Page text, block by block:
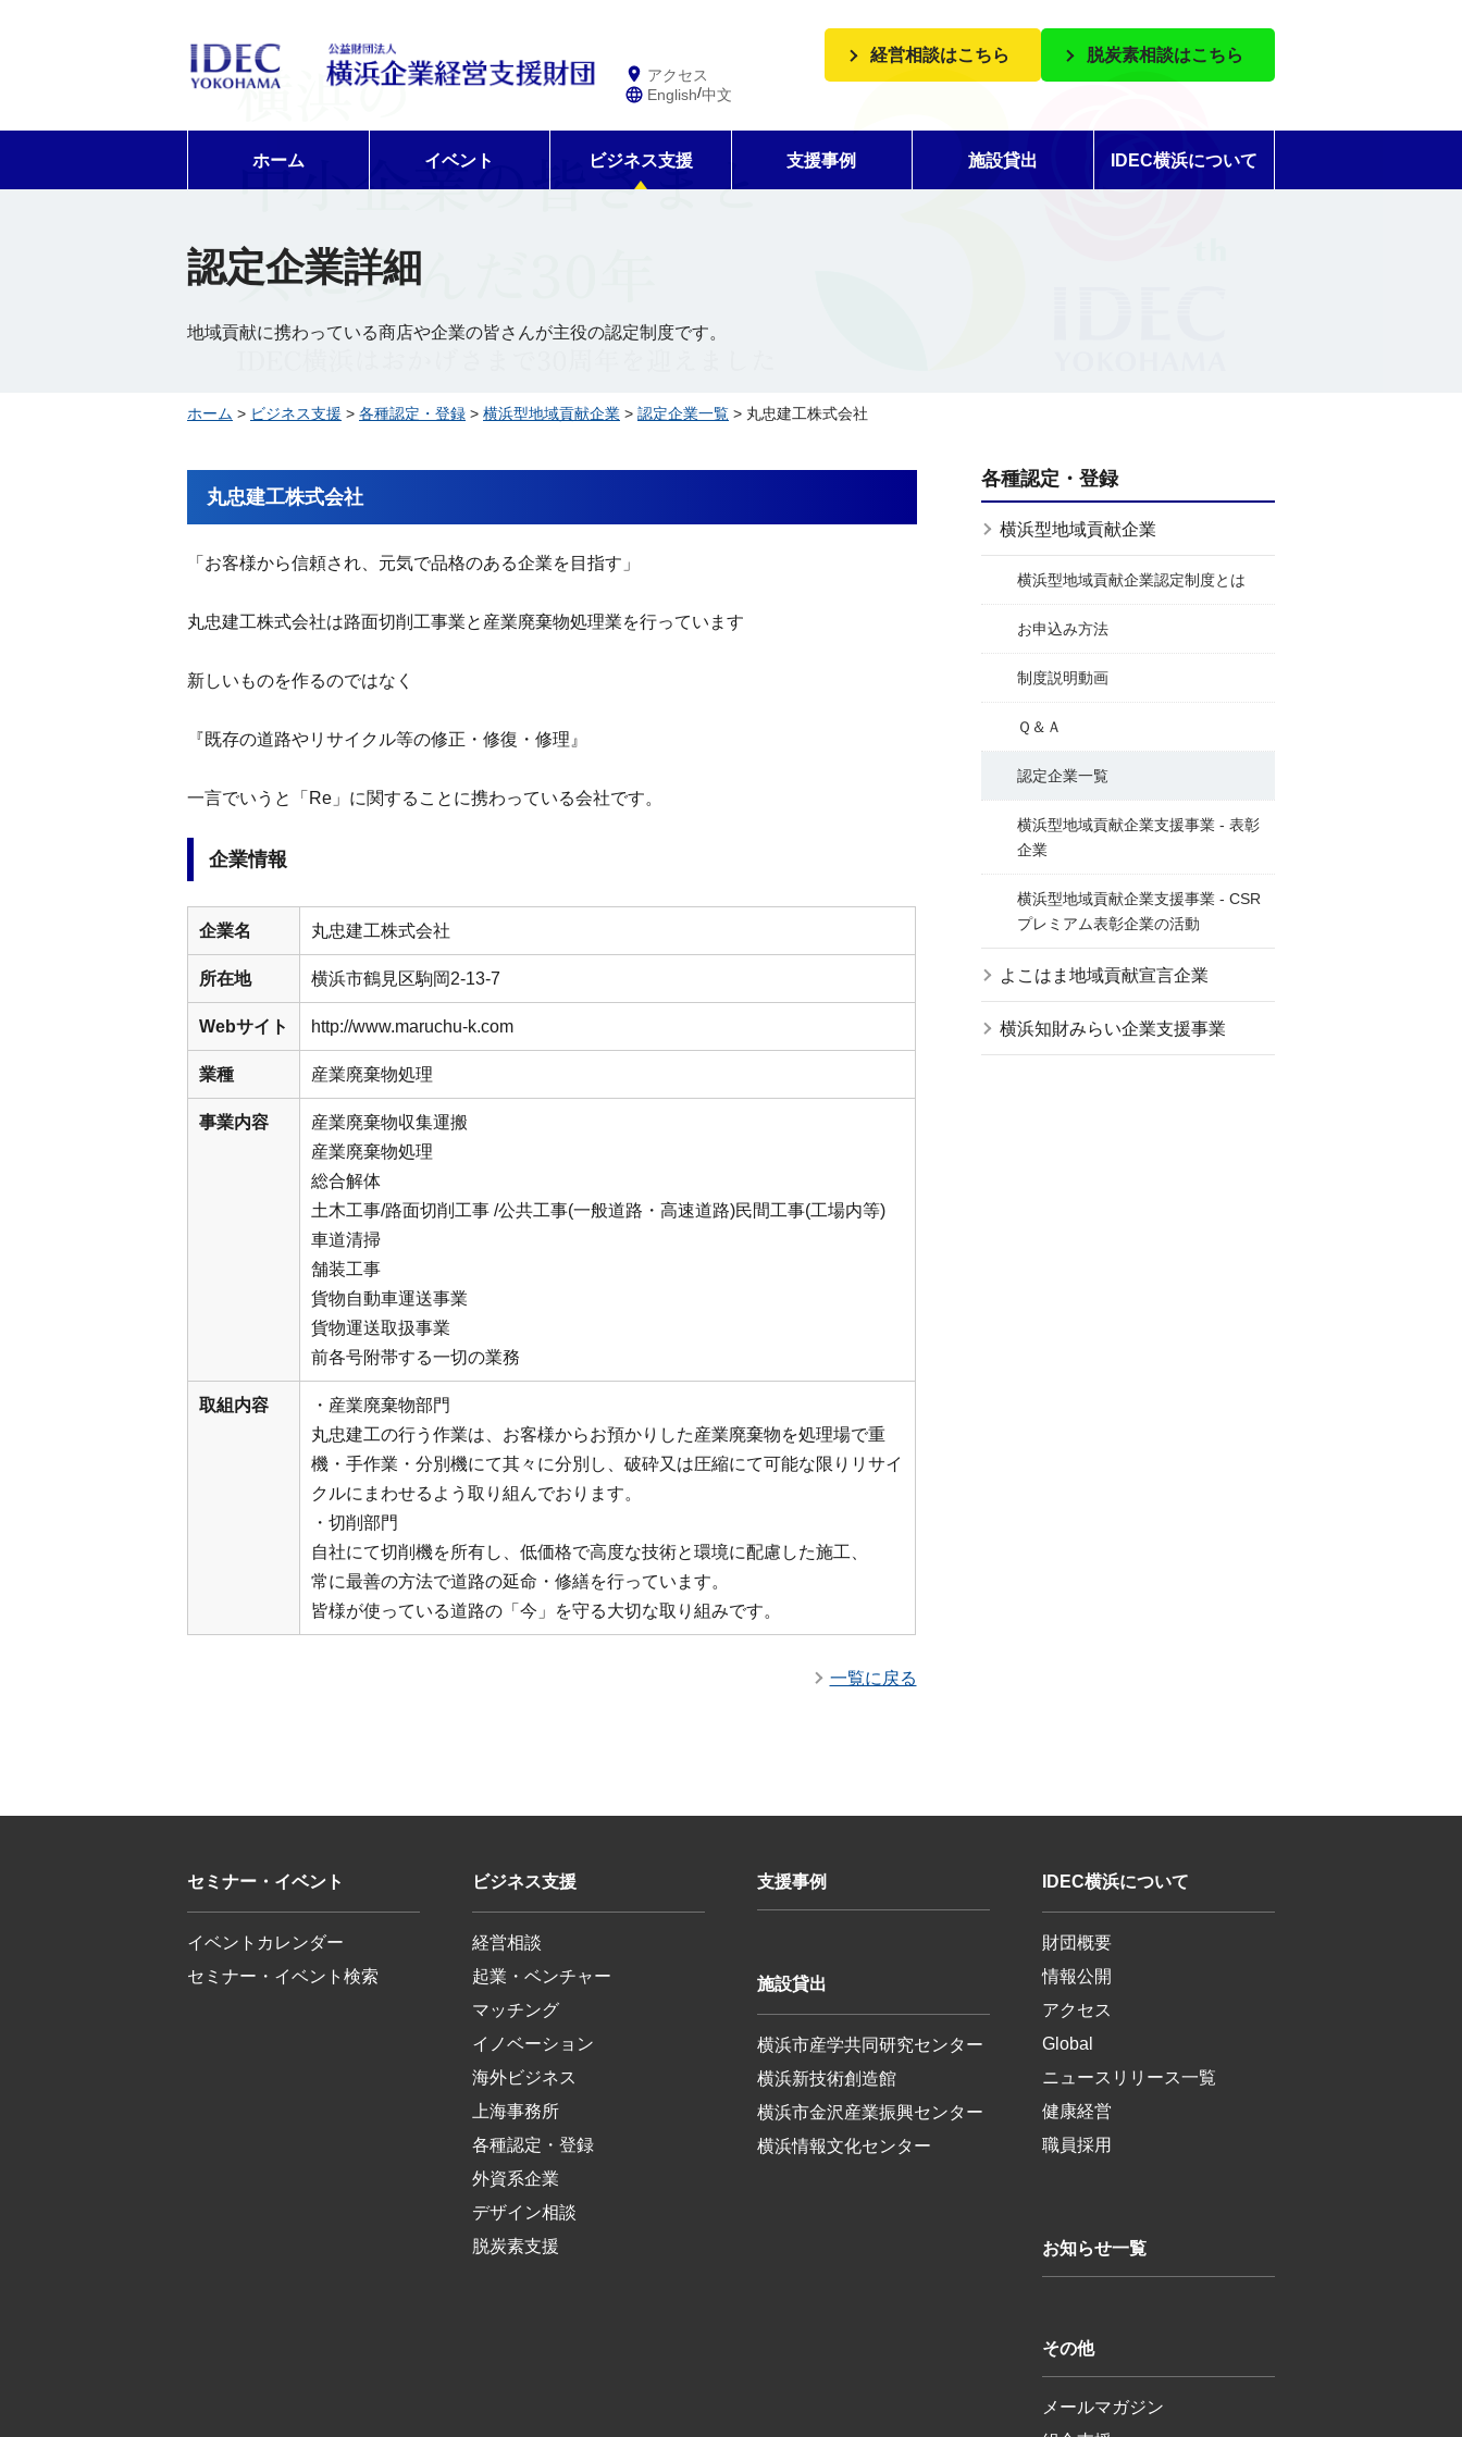
アクセス
English/中文
経営相談はこちら 脱炭素相談はこちら
ホーム イベント ビジネス支援 支援事例 施設貸出 IDEC横浜について
認定企業詳細
地域貢献に携わっている商店や企業の皆さんが主役の認定制度です。
ホーム > ビジネス支援 > 各種認定・登録 > 横浜型地域貢献企業 > 認定企業一覧 > 丸忠建工株式会社
丸忠建工株式会社
「お客様から信頼され、元気で品格のある企業を目指す」
丸忠建工株式会社は路面切削工事業と産業廃棄物処理業を行っています
新しいものを作るのではなく
『既存の道路やリサイクル等の修正・修復・修理』
一言でいうと「Re」に関することに携わっている会社です。
企業情報
企業名 丸忠建工株式会社
所在地 横浜市鶴見区駒岡2-13-7
Webサイト http://www.maruchu-k.com
業種 産業廃棄物処理
事業内容
産業廃棄物収集運搬
産業廃棄物処理
総合解体
土木工事/路面切削工事 /公共工事(一般道路・高速道路)民間工事(工場内等)
車道清掃
舗装工事
貨物自動車運送事業
貨物運送取扱事業
前各号附帯する一切の業務
取組内容
・産業廃棄物部門
丸忠建工の行う作業は、お客様からお預かりした産業廃棄物を処理場で重
機・手作業・分別機にて其々に分別し、破砕又は圧縮にて可能な限りリサイ
クルにまわせるよう取り組んでおります。
・切削部門
自社にて切削機を所有し、低価格で高度な技術と環境に配慮した施工、
常に最善の方法で道路の延命・修繕を行っています。
皆様が使っている道路の「今」を守る大切な取り組みです。
一覧に戻る
各種認定・登録
横浜型地域貢献企業
横浜型地域貢献企業認定制度とは
お申込み方法
制度説明動画
Ｑ＆Ａ
認定企業一覧
横浜型地域貢献企業支援事業 - 表彰
企業
横浜型地域貢献企業支援事業 - CSR
プレミアム表彰企業の活動
よこはま地域貢献宣言企業
横浜知財みらい企業支援事業
セミナー・イベント
イベントカレンダー
セミナー・イベント検索
ビジネス支援
経営相談
起業・ベンチャー
マッチング
イノベーション
海外ビジネス
上海事務所
各種認定・登録
外資系企業
デザイン相談
脱炭素支援
支援事例
施設貸出
横浜市産学共同研究センター
横浜新技術創造館
横浜市金沢産業振興センター
横浜情報文化センター
IDEC横浜について
財団概要
情報公開
アクセス
Global
ニュースリリース一覧
健康経営
職員採用
お知らせ一覧
その他
メールマガジン